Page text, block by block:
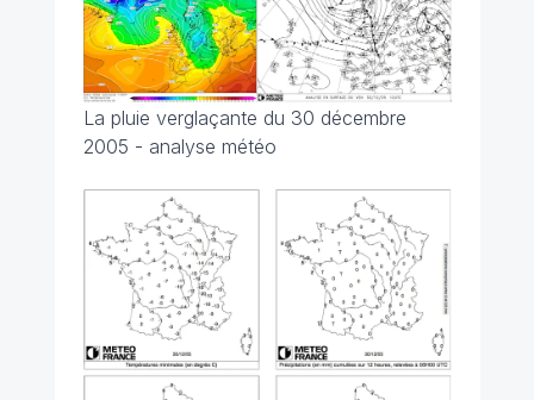
La pluie verglaçante du 30 décembre
2005 - analyse météo